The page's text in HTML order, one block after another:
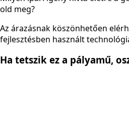
old meg?
Az árazásnak köszönhetően
fejlesztésben használt
Ha tetszik ez a pályamű,